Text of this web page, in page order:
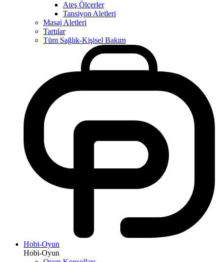
Ateş Ölçerler
Tansiyon Aletleri
Masaj Aletleri
Tartılar
Tüm Sağlık-Kişisel Bakım
Hobi-Oyun
Hobi-Oyun